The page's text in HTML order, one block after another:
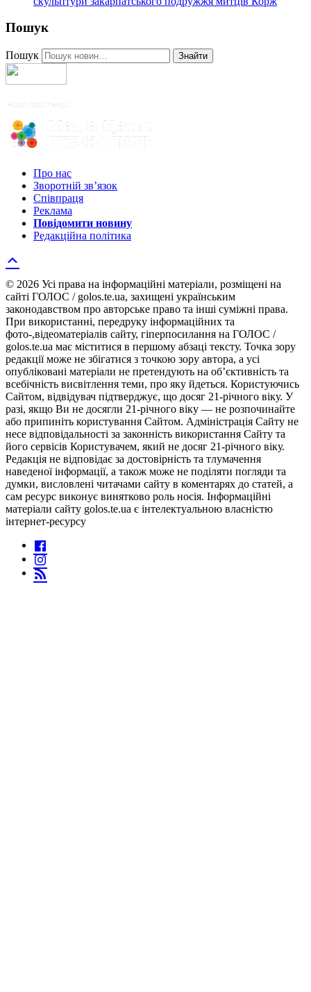
Пошук
Пошук Знайти
Про нас
Зворотній зв’язок
Співпраця
Реклама
Повідомити новину
Редакційна політика
© 2026 Усі права на інформаційні матеріали, розміщені на
сайті ГОЛОС / golos.te.ua, захищені українським
законодавством про авторське право та інші суміжні права.
При використанні, передруку інформаційних та
фото-,відеоматеріалів сайту, гіперпосилання на ГОЛОС /
golos.te.ua має міститися в першому абзаці тексту. Точка зору
редакції може не збігатися з точкою зору автора, а усі
опубліковані матеріали не претендують на об’єктивність та
всебічність висвітлення теми, про яку йдеться. Користуючись
Сайтом, відвідувач підтверджує, що досяг 21-річного віку. У
разі, якщо Ви не досягли 21-річного віку — не розпочинайте
або припиніть користування Сайтом. Адміністрація Сайту не
несе відповідальності за законність використання Сайту та
його сервісів Користувачем, який не досяг 21-річного віку.
Редакція не відповідає за достовірність та тлумачення
наведеної інформації, а також може не поділяти погляди та
думки, висловлені читачами сайту в коментарях до статей, а
сам ресурс виконує винятково роль носія. Інформаційні
матеріали сайту golos.te.ua є інтелектуальною власністю
інтернет-ресурсу